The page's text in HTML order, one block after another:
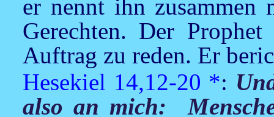
er nennt ihn
Gerechten. Der
Auftrag zu reden. Er
Hesekiel 14,12-20 *:
also an mich: